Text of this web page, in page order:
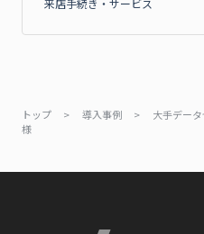
来店手続き・サービス
トップ > 導入事例 >
大手デー
様